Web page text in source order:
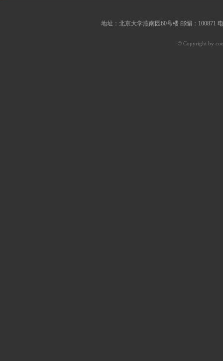
地址：北京大学燕南园60号楼 邮编：100871
© Copyright by